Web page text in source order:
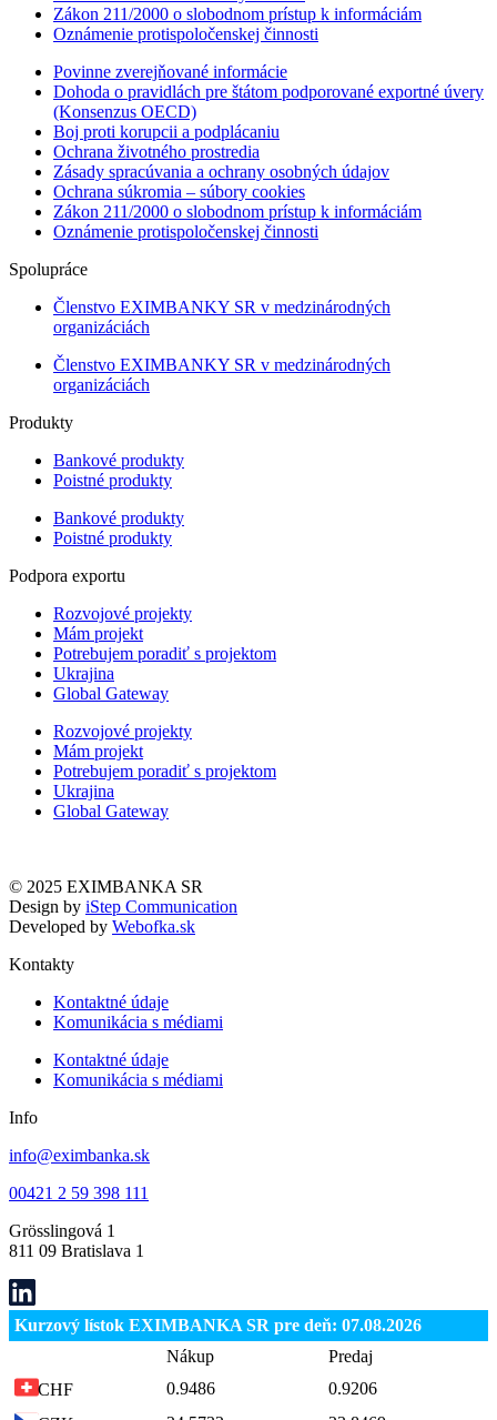
Zákon 211/2000 o slobodnom prístup k informáciám
Oznámenie protispoločenskej činnosti
Povinne zverejňované informácie
Dohoda o pravidlách pre štátom podporované exportné úvery
(Konsenzus OECD)
Boj proti korupcii a podplácaniu
Ochrana životného prostredia
Zásady spracúvania a ochrany osobných údajov
Ochrana súkromia – súbory cookies
Zákon 211/2000 o slobodnom prístup k informáciám
Oznámenie protispoločenskej činnosti
Spolupráce
Členstvo EXIMBANKY SR v medzinárodných
organizáciách
Členstvo EXIMBANKY SR v medzinárodných
organizáciách
Produkty
Bankové produkty
Poistné produkty
Bankové produkty
Poistné produkty
Podpora exportu
Rozvojové projekty
Mám projekt
Potrebujem poradiť s projektom
Ukrajina
Global Gateway
Rozvojové projekty
Mám projekt
Potrebujem poradiť s projektom
Ukrajina
Global Gateway
© 2025 EXIMBANKA SR
Design by iStep Communication
Developed by Webofka.sk
Kontakty
Kontaktné údaje
Komunikácia s médiami
Kontaktné údaje
Komunikácia s médiami
Info
info@eximbanka.sk
00421 2 59 398 111
Grösslingová 1
811 09 Bratislava 1
Kurzový lístok EXIMBANKA SR pre deň: 07.08.2026
Nákup
Predaj
CHF
0.9486
0.9206